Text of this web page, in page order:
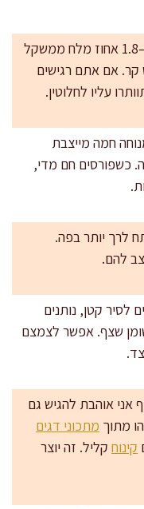
מלח לפי אחוזים נותן עקביות: 1.5–1.8 אחוז מלח ממשקל
אם אתם רגישים
חמה מייצבת
כשפורסים חם מדי,
לרך יותר בפה.
להם.
לסיר קטן, נותנים
ומסירים שומן שצף. אפשר לצמצם
אני אוהבת להגיש גם
מתוך מתכוני דגים
קינוח קליל. זה יוצר